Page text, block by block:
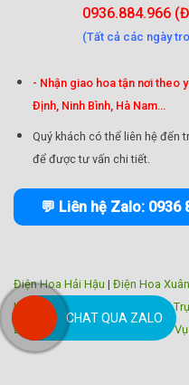
0936.884.966
(Tất cả các ngày
- Nhận giao hoa tận nơi theo
Định, Ninh Bình, Hà Nam...
Quý khách có thể liên hệ đến
để được tư vấn chi tiết.
💬 Liên hệ Zalo: 0936
Điện Hoa Hải Hậu | Điện Hoa
Hoa Trực Ninh
Điện Hoa Nam
Điện Hoa Giao Thủy
Điện Hoa
CHAT QUA ZALO